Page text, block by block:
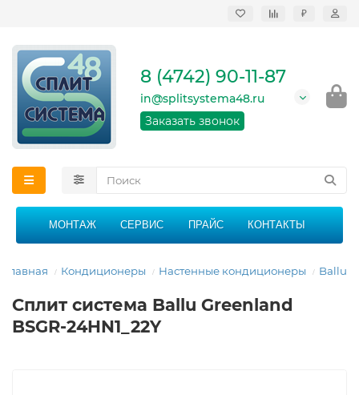
₽
кондиционеров в
области
График работы: 9:00 -
21:00 без перерыва и
8 (4742) 90-11-87
in@splitsystema48.ru
Заказать звонок
МОНТАЖ СЕРВИС ПРАЙС КОНТАКТЫ
Главная Кондиционеры Настенные кондиционеры Ballu
Сплит система Ballu Greenland
BSGR-24HN1_22Y